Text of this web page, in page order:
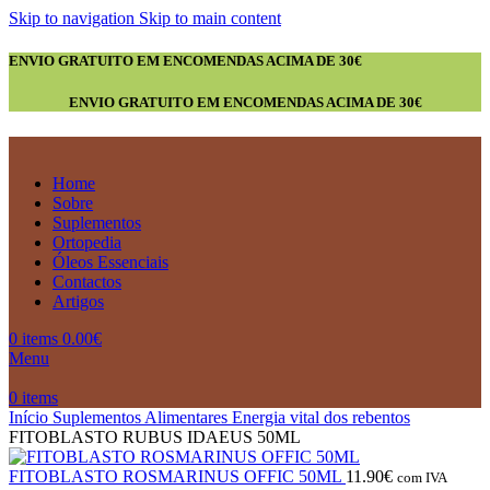
Skip to navigation Skip to main content
ENVIO GRATUITO EM ENCOMENDAS ACIMA DE 30€
ENVIO GRATUITO EM ENCOMENDAS ACIMA DE 30€
Home
Sobre
Suplementos
Ortopedia
Óleos Essenciais
Contactos
Artigos
0 items 0.00€
Menu
0 items
Início Suplementos Alimentares Energia vital dos rebentos
FITOBLASTO RUBUS IDAEUS 50ML
FITOBLASTO ROSMARINUS OFFIC 50ML 11.90€ com IVA